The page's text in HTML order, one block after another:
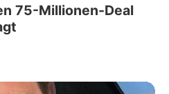
75-Millionen-Deal